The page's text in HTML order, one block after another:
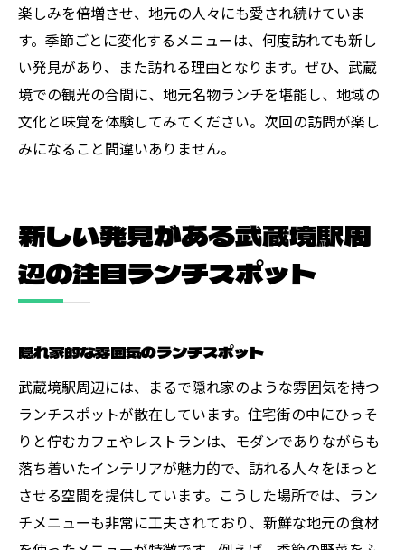
楽しみを倍増させ、地元の人々にも愛され続けていま
す。季節ごとに変化するメニューは、何度訪れても新し
い発見があり、また訪れる理由となります。ぜひ、武蔵
境での観光の合間に、地元名物ランチを堪能し、地域の
文化と味覚を体験してみてください。次回の訪問が楽し
みになること間違いありません。
新しい発見がある武蔵境駅周
辺の注目ランチスポット
隠れ家的な雰囲気のランチスポット
武蔵境駅周辺には、まるで隠れ家のような雰囲気を持つ
ランチスポットが散在しています。住宅街の中にひっそ
りと佇むカフェやレストランは、モダンでありながらも
落ち着いたインテリアが魅力的で、訪れる人々をほっと
させる空間を提供しています。こうした場所では、ラン
チメニューも非常に工夫されており、新鮮な地元の食材